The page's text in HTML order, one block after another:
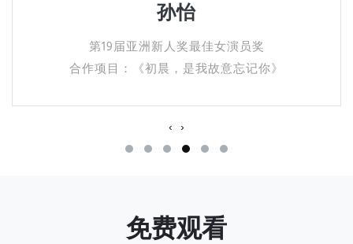
杨洋
第14届MAHB年度先生盛典年度艺人
合作项目：《微微一笑很倾城》
‹ ›
免费观看